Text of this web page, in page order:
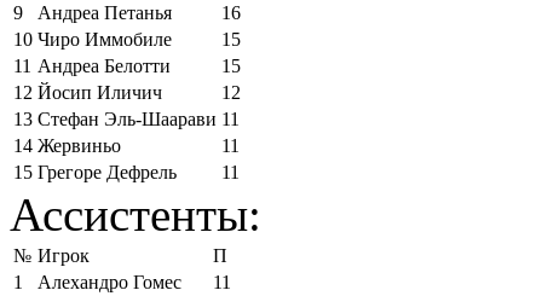
9
Андреа Петанья
16
10 Чиро Иммобиле
15
11 Андреа Белотти
15
12 Йосип Иличич
12
13 Стефан Эль-Шаарави 11
14 Жервиньо
11
15 Грегоре Дефрель 11
Ассистенты:
№ Игрок
П
1
Алехандро Гомес
11